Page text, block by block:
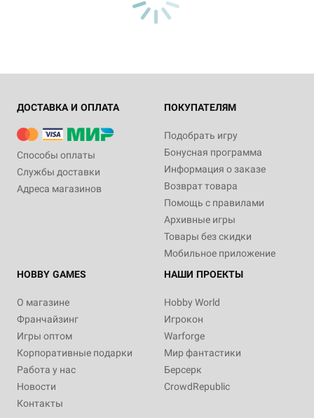
ДОСТАВКА И ОПЛАТА
Способы оплаты
Службы доставки
Адреса магазинов
ПОКУПАТЕЛЯМ
Подобрать игру
Бонусная программа
Информация о заказе
Возврат товара
Помощь с правилами
Архивные игры
Товары без скидки
Мобильное приложение
HOBBY GAMES
О магазине
Франчайзинг
Игры оптом
Корпоративные подарки
Работа у нас
Новости
Контакты
НАШИ ПРОЕКТЫ
Hobby World
Игрокон
Warforge
Мир фантастики
Берсерк
CrowdRepublic